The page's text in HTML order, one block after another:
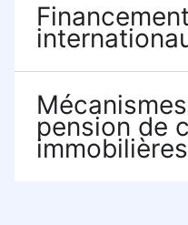
pension de
immobilières